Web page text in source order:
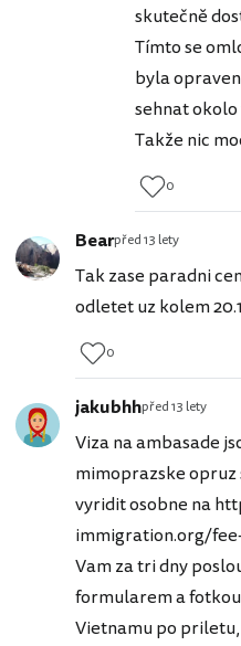
skutečně
Tímto se
byla
sehnat okolo
Takže nic
0
Bearpřed 13 lety
Tak zase paradni
odletet uz kolem
0
jakubhhpřed 13 lety
Viza na ambasade
mimoprazske opruz
vyridit osobne na
immigration.org/
Vam za tri dny
formularem a
Vietnamu po